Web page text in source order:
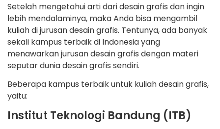
Setelah mengetahui arti dari desain grafis dan ingin
lebih mendalaminya, maka Anda bisa mengambil
kuliah di jurusan desain grafis. Tentunya, ada banyak
sekali kampus terbaik di Indonesia yang
menawarkan jurusan desain grafis dengan materi
seputar dunia desain grafis sendiri.
Beberapa kampus terbaik untuk kuliah desain grafis,
yaitu:
Institut Teknologi Bandung (ITB)